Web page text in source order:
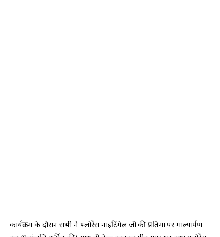
कार्यक्रम के दौरान सभी ने फ्लोरेंस नाइटिंगेल जी की प्रतिमा पर माल्यार्पण